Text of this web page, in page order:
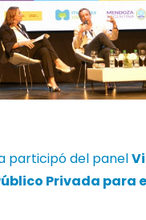
participó del panel
Privada para